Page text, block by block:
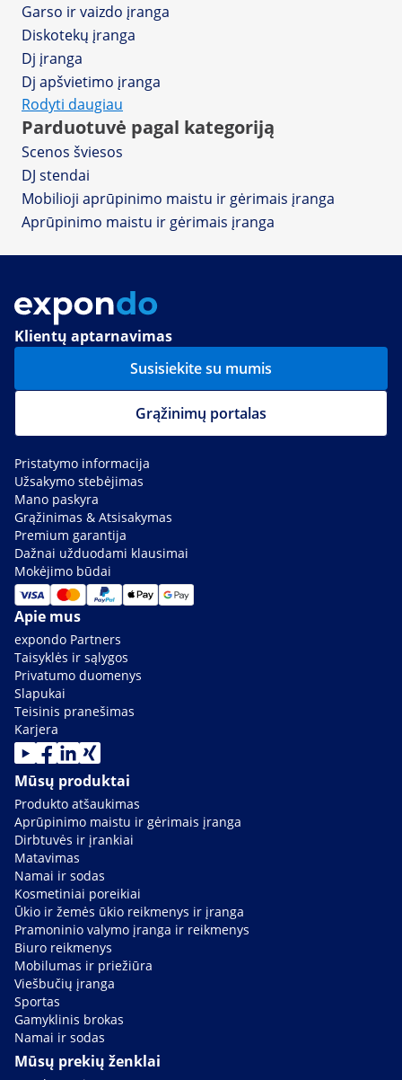
Garso ir vaizdo įranga
Diskotekų įranga
Dj įranga
Dj apšvietimo įranga
Rodyti daugiau
Parduotuvė pagal kategoriją
Scenos šviesos
DJ stendai
Mobilioji aprūpinimo maistu ir gėrimais įranga
Aprūpinimo maistu ir gėrimais įranga
Klientų aptarnavimas
Susisiekite su mumis
Grąžinimų portalas
Pristatymo informacija
Užsakymo stebėjimas
Mano paskyra
Grąžinimas & Atsisakymas
Premium garantija
Dažnai užduodami klausimai
Mokėjimo būdai
Apie mus
expondo Partners
Taisyklės ir sąlygos
Privatumo duomenys
Slapukai
Teisinis pranešimas
Karjera
Mūsų produktai
Produkto atšaukimas
Aprūpinimo maistu ir gėrimais įranga
Dirbtuvės ir įrankiai
Matavimas
Namai ir sodas
Kosmetiniai poreikiai
Ūkio ir žemės ūkio reikmenys ir įranga
Pramoninio valymo įranga ir reikmenys
Biuro reikmenys
Mobilumas ir priežiūra
Viešbučių įranga
Sportas
Gamyklinis brokas
Namai ir sodas
Mūsų prekių ženklai